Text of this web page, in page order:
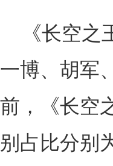
《长空
一博、胡军
前，《长空
别占比分别